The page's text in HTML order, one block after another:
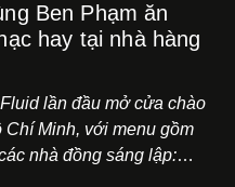
Ben Phạm ăn
hay tại nhà hàng
lần đầu mở cửa chào
Minh, với menu gồm
nhà đồng sáng lập: